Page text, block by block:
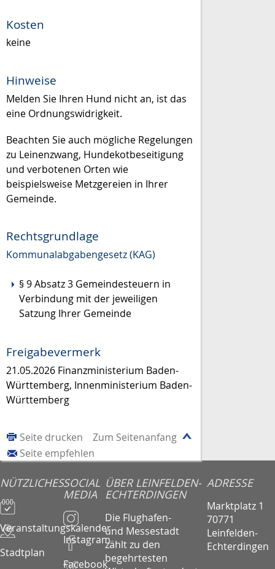
Kosten
keine
Hinweise
Melden Sie Ihren Hund nicht an, ist das
eine Ordnungswidrigkeit.
Beachten Sie auch mögliche Regelungen
zu Leinenzwang, Hundekotbeseitigung
und verbotenen Orten wie
beispielsweise Metzgereien in Ihrer
Gemeinde.
Rechtsgrundlage
Kommunalabgabengesetz (KAG)
§ 9 Absatz 3 Gemeindesteuern in
Verbindung mit der jeweiligen
Satzung Ihrer Gemeinde
Freigabevermerk
21.05.2026 Finanzministerium Baden-
Württemberg, Innenministerium Baden-
Württemberg
Zum Seitenanfang
Seite drucken
Seite empfehlen
NÜTZLICHES
Veranstaltungskalender
Stadtplan
SOCIAL
MEDIA
Instagram
Facebook
ÜBER LEINFELDEN-
ECHTERDINGEN
Die Flughafen-
und Messestadt
zählt zu den
begehrtesten
ADRESSE
Marktplatz 1
70771
Leinfelden-
Echterdingen